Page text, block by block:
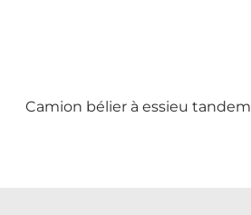
Camion bélier à essieu tandem